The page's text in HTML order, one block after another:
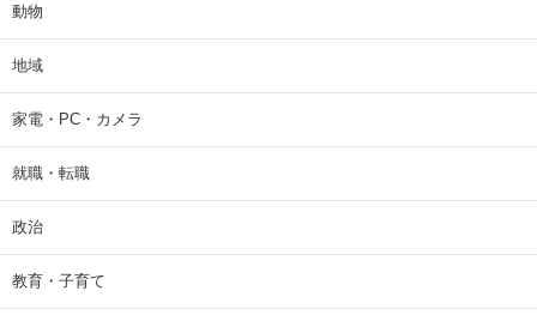
動物
地域
家電・PC・カメラ
就職・転職
政治
教育・子育て